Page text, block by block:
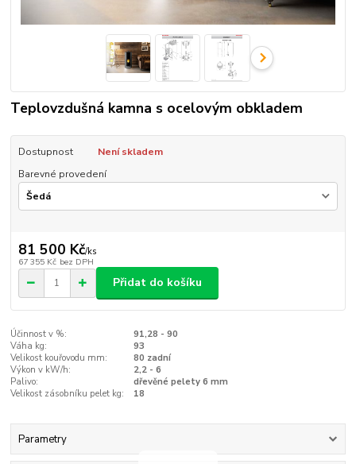
Teplovzdušná kamna s ocelovým obkladem
Dostupnost
Není skladem
Barevné provedení
81 500 Kč/ks
67 355 Kč bez DPH
Přidat do košíku
Účinnost v %:
91,28 - 90
Váha kg:
93
Velikost kouřovodu mm:
80 zadní
Výkon v kW/h:
2,2 - 6
Palivo:
dřevěné pelety 6 mm
Velikost zásobníku pelet kg:
18
Parametry